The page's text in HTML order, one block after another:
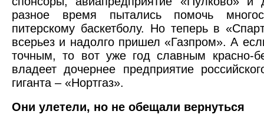
разное время пытались помочь
питерскому баскетболу. Но теперь в
всерьез и надолго пришел «Газпром». А
точным, то вот уже год славным красно-
владеет дочернее предприятие
гиганта – «Нортгаз».
Они улетели, но не обещали вернуться